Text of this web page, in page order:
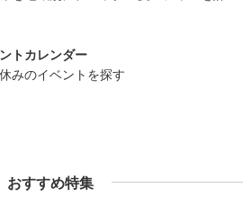
トカレンダー
みのイベントを探す
おすすめ特集